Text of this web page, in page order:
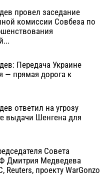
провел заседание
комиссии Совбеза по
Передача Украине
— прямая дорога к
ответил на угрозу
выдачи Шенгена для
Совета
Дмитрия Медведева
Reuters, проекту WarGonzo